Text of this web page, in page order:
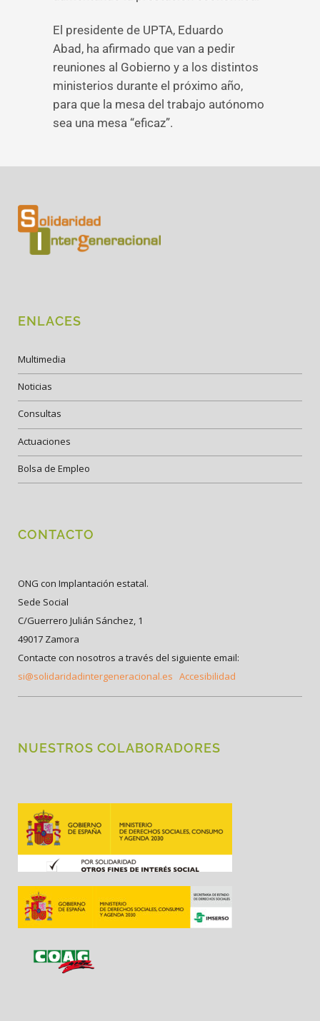
El presidente de UPTA, Eduardo
Abad, ha afirmado que van a pedir
reuniones al Gobierno y a los distintos
ministerios durante el próximo año,
para que la mesa del trabajo autónomo
sea una mesa “eficaz”.
ENLACES
Multimedia
Noticias
Consultas
Actuaciones
Bolsa de Empleo
CONTACTO
ONG con Implantación estatal.
Sede Social
C/Guerrero Julián Sánchez, 1
49017 Zamora
Contacte con nosotros a través del siguiente email:
si@solidaridadintergeneracional.es Accesibilidad
NUESTROS COLABORADORES